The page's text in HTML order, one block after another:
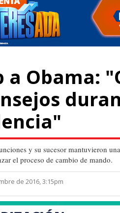
a Obama:
y su sucesor mantuvieron
el proceso de cambio de mando.
de 2016, 3:15pm